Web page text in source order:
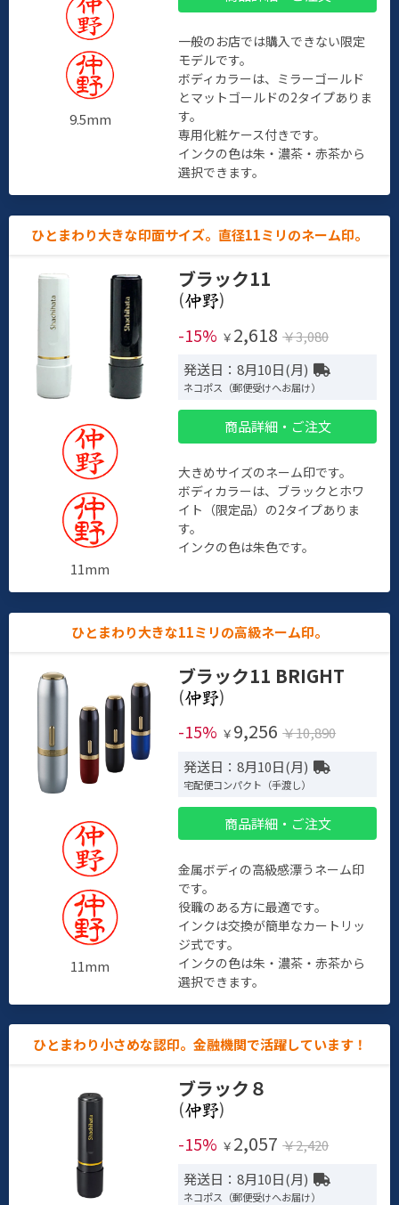
9.5mm
一般のお店では購入できない限定
モデルです。
ボディカラーは、ミラーゴールド
とマットゴールドの2タイプありま
す。
専用化粧ケース付きです。
インクの色は朱・濃茶・赤茶から
選択できます。
ひとまわり大きな印面サイズ。直径11ミリのネーム印。
11mm
ブラック11
(
)
-15% ￥ 2,618 ￥3,080
発送日：8月10日(月)
ネコポス（郵便受けへお届け）
商品詳細・ご注文
大きめサイズのネーム印です。
ボディカラーは、ブラックとホワ
イト（限定品）の2タイプありま
す。
インクの色は朱色です。
ひとまわり大きな11ミリの高級ネーム印。
11mm
ブラック11 BRIGHT
(
)
-15% ￥ 9,256 ￥10,890
発送日：8月10日(月)
宅配便コンパクト（手渡し）
商品詳細・ご注文
金属ボディの高級感漂うネーム印
です。
役職のある方に最適です。
インクは交換が簡単なカートリッ
ジ式です。
インクの色は朱・濃茶・赤茶から
選択できます。
ひとまわり小さめな認印。金融機関で活躍しています！
ブラック８
(
)
-15% ￥ 2,057 ￥2,420
発送日：8月10日(月)
ネコポス（郵便受けへお届け）